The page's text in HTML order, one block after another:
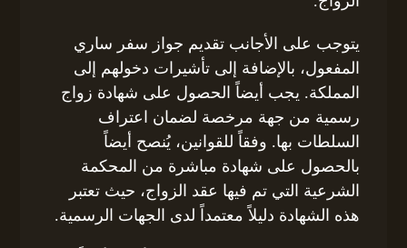
يتوجب على الأجانب تقديم جواز سفر ساري
المفعول، بالإضافة إلى تأشيرات دخولهم إلى
المملكة. يجب أيضاً الحصول على شهادة زواج
رسمية من جهة مرخصة لضمان اعتراف
السلطات بها. وفقاً للقوانين، يُنصح أيضاً
بالحصول على شهادة مباشرة من المحكمة
الشرعية التي تم فيها عقد الزواج، حيث تعتبر
هذه الشهادة دليلاً معتمداً لدى الجهات الرسمية.